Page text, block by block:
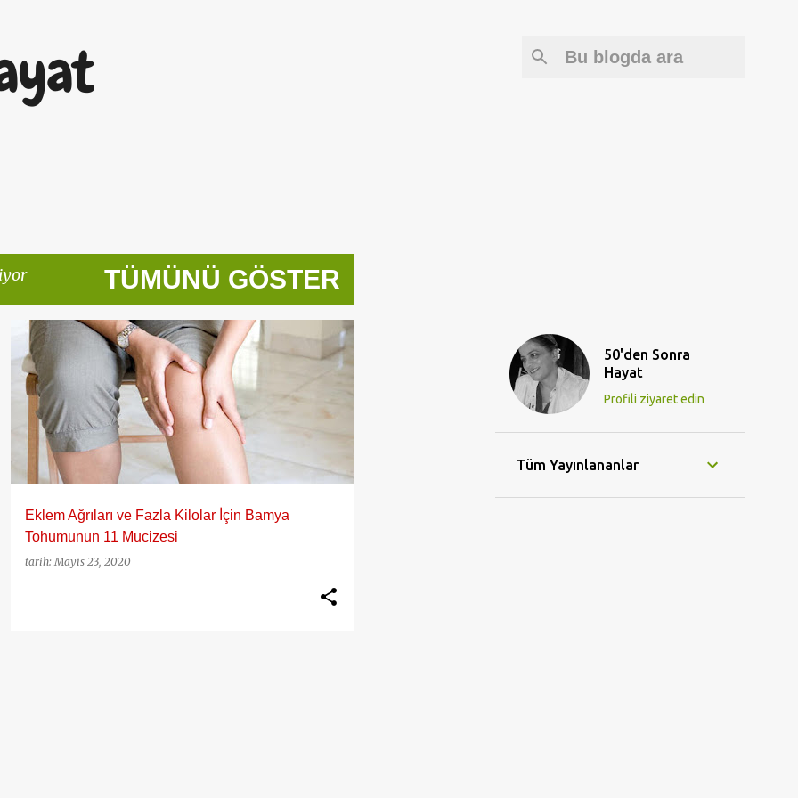
TÜMÜNÜ GÖSTER
Eklem Ağrıları ve Fazla Kilolar İçin Bamya
Tohumunun 11 Mucizesi
tarih:Mayıs 23, 2020
50 YAŞ BAMYA TOHUMU EKLEM AĞRISI
50'den Sonra
Hayat
Profili ziyaret edin
Tüm Yayınlananlar